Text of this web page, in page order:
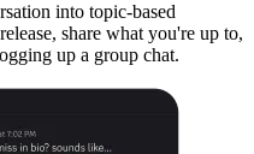
into topic-based
share what you're up to,
up a group chat.